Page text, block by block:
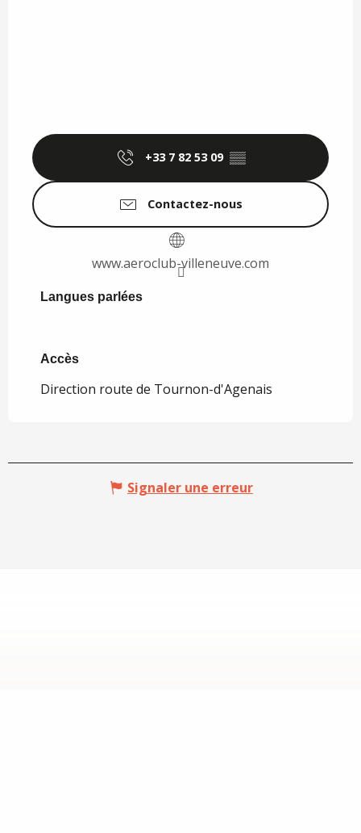
+33 7 82 53 09 ▒▒
Contactez-nous
www.aeroclub-villeneuve.com
Langues parlées
Langues parlées
Accès
Accès
Direction route de Tournon-d'Agenais
Signaler une erreur